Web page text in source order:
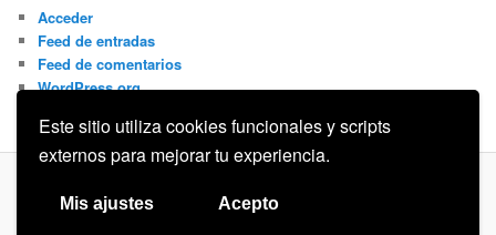
Este sitio utiliza cookies funcionales y scripts
externos para mejorar tu experiencia.
Mis ajustes Acepto
Acceder
Feed de entradas
Feed de comentarios
WordPress.org
Privacidad Funciona gracias a WordPress